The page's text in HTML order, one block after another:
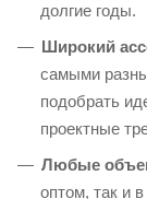
долгие годы.
Широкий
самыми
подобрать
проектные
Любые
оптом, так и